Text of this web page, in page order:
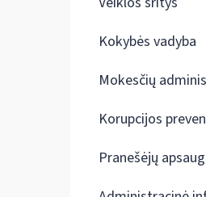
Kokybės vadyba
Mokesčių
Korupcijos
Pranešėjų